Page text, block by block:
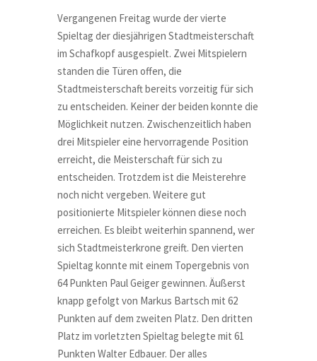
Vergangenen Freitag wurde der vierte
Spieltag der diesjährigen Stadtmeisterschaft
im Schafkopf ausgespielt. Zwei Mitspielern
standen die Türen offen, die
Stadtmeisterschaft bereits vorzeitig für sich
zu entscheiden. Keiner der beiden konnte die
Möglichkeit nutzen. Zwischenzeitlich haben
drei Mitspieler eine hervorragende Position
erreicht, die Meisterschaft für sich zu
entscheiden. Trotzdem ist die Meisterehre
noch nicht vergeben. Weitere gut
positionierte Mitspieler können diese noch
erreichen. Es bleibt weiterhin spannend, wer
sich Stadtmeisterkrone greift. Den vierten
Spieltag konnte mit einem Topergebnis von
64 Punkten Paul Geiger gewinnen. Äußerst
knapp gefolgt von Markus Bartsch mit 62
Punkten auf dem zweiten Platz. Den dritten
Platz im vorletzten Spieltag belegte mit 61
Punkten Walter Edbauer. Der alles